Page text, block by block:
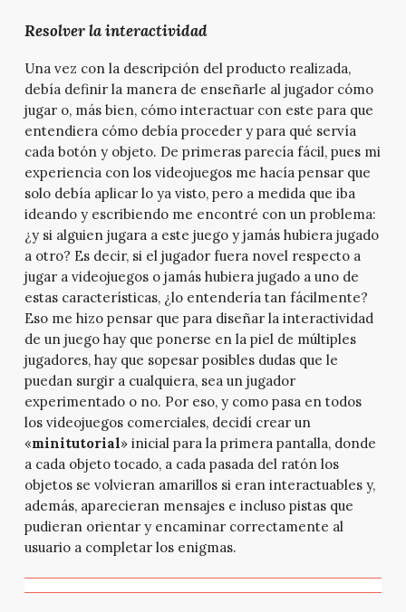
Resolver la interactividad
Una vez con la descripción del producto realizada,
debía definir la manera de enseñarle al jugador cómo
jugar o, más bien, cómo interactuar con este para que
entendiera cómo debía proceder y para qué servía
cada botón y objeto. De primeras parecía fácil, pues mi
experiencia con los videojuegos me hacía pensar que
solo debía aplicar lo ya visto, pero a medida que iba
ideando y escribiendo me encontré con un problema:
¿y si alguien jugara a este juego y jamás hubiera jugado
a otro? Es decir, si el jugador fuera novel respecto a
jugar a videojuegos o jamás hubiera jugado a uno de
estas características, ¿lo entendería tan fácilmente?
Eso me hizo pensar que para diseñar la interactividad
de un juego hay que ponerse en la piel de múltiples
jugadores, hay que sopesar posibles dudas que le
puedan surgir a cualquiera, sea un jugador
experimentado o no. Por eso, y como pasa en todos
los videojuegos comerciales, decidí crear un
«minitutorial» inicial para la primera pantalla, donde
a cada objeto tocado, a cada pasada del ratón los
objetos se volvieran amarillos si eran interactuables y,
además, aparecieran mensajes e incluso pistas que
pudieran orientar y encaminar correctamente al
usuario a completar los enigmas.